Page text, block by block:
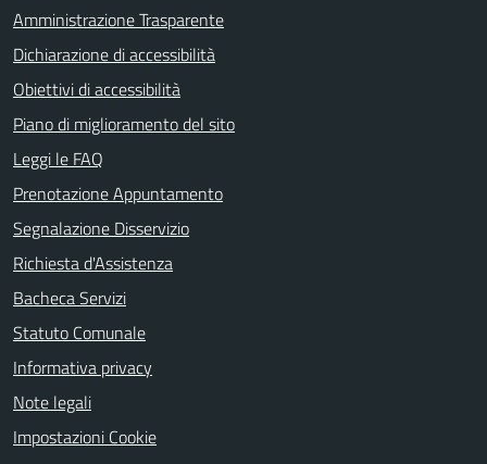
Amministrazione Trasparente
Dichiarazione di accessibilità
Obiettivi di accessibilità
Piano di miglioramento del sito
Leggi le FAQ
Prenotazione Appuntamento
Segnalazione Disservizio
Richiesta d'Assistenza
Bacheca Servizi
Statuto Comunale
Informativa privacy
Note legali
Impostazioni Cookie